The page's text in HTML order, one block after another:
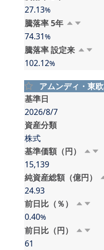
27.13%
騰落率 5⁠年
74.31%
騰落率 設⁠定⁠来
102.12%
アムンディ・東
基準日
2026/8/7
資産分類
株式
基準価額（円）
15,139
純資産総額（億円）
24.93
前日比（％）
0.40%
前日比（円）
61